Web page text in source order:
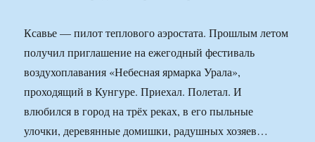
Ксавье — пилот теплового аэростата. Прошлым летом
получил приглашение на ежегодный фестиваль
воздухоплавания «Небесная ярмарка Урала»,
проходящий в Кунгуре. Приехал. Полетал. И
влюбился в город на трёх реках, в его пыльные
улочки, деревянные домишки, радушных хозяев…